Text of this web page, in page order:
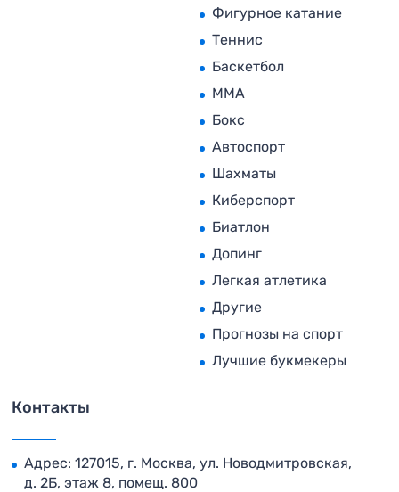
Фигурное катание
Теннис
Баскетбол
MMA
Бокс
Автоспорт
Шахматы
Киберспорт
Биатлон
Допинг
Легкая атлетика
Другие
Прогнозы на спорт
Лучшие букмекеры
Контакты
Адрес: 127015, г. Москва, ул. Новодмитровская,
д. 2Б, этаж 8, помещ. 800